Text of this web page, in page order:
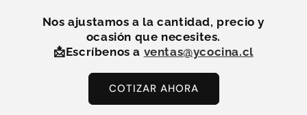
Nos ajustamos a lacantidad, precio y
ocasión que necesites.
📩Escríbenos a ventas@ycocina.cl
COTIZAR AHORA